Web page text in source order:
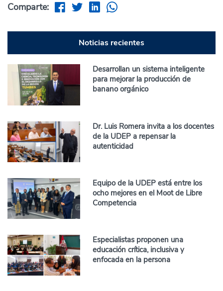
Comparte:
Noticias recientes
Desarrollan un sistema inteligente
para mejorar la producción de
banano orgánico
Dr. Luis Romera invita a los docentes
de la UDEP a repensar la
autenticidad
Equipo de la UDEP está entre los
ocho mejores en el Moot de Libre
Competencia
Especialistas proponen una
educación crítica, inclusiva y
enfocada en la persona